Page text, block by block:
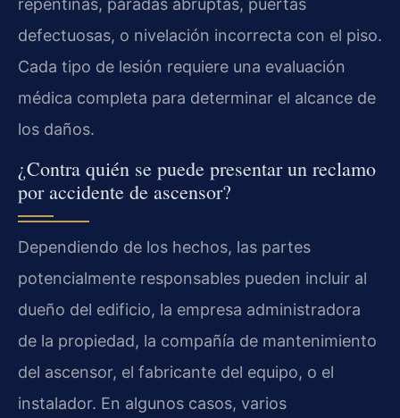
repentinas, paradas abruptas, puertas
defectuosas, o nivelación incorrecta con el piso.
Cada tipo de lesión requiere una evaluación
médica completa para determinar el alcance de
los daños.
¿Contra quién se puede presentar un reclamo
por accidente de ascensor?
Dependiendo de los hechos, las partes
potencialmente responsables pueden incluir al
dueño del edificio, la empresa administradora
de la propiedad, la compañía de mantenimiento
del ascensor, el fabricante del equipo, o el
instalador. En algunos casos, varios